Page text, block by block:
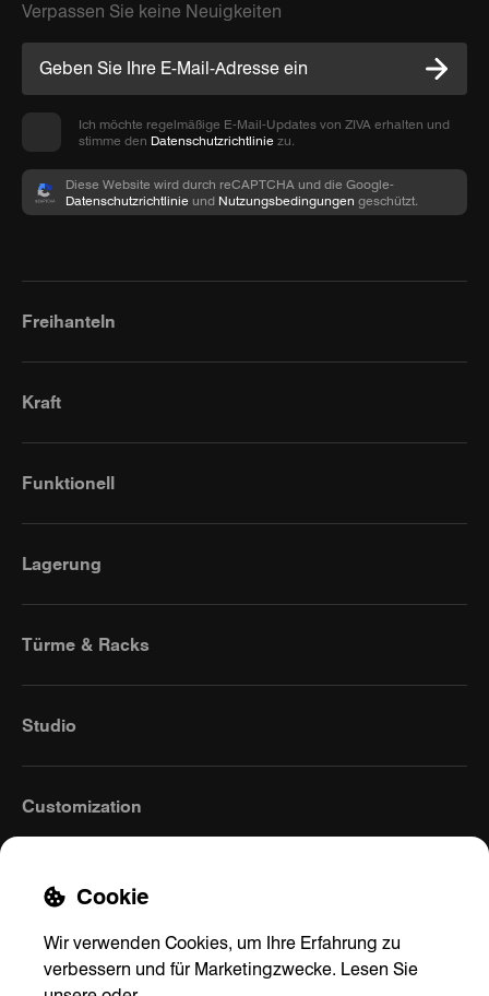
Verpassen Sie keine Neuigkeiten
Ich möchte regelmäßige E-Mail-Updates von ZIVA erhalten und
stimme den Datenschutzrichtlinie zu.
Diese Website wird durch reCAPTCHA und die Google-
Datenschutzrichtlinie und Nutzungsbedingungen geschützt.
Freihanteln
Kraft
Funktionell
Lagerung
Türme & Racks
Studio
Customization
Cookie
Wir verwenden Cookies, um Ihre Erfahrung zu
verbessern und für Marketingzwecke. Lesen Sie